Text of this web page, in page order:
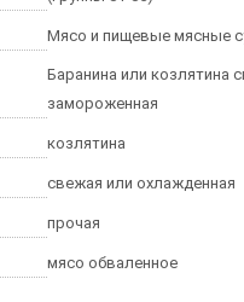
Мясо и пищевые мясные
Баранина или козлятина
замороженная
козлятина
свежая или охлажденная
прочая
мясо обваленное